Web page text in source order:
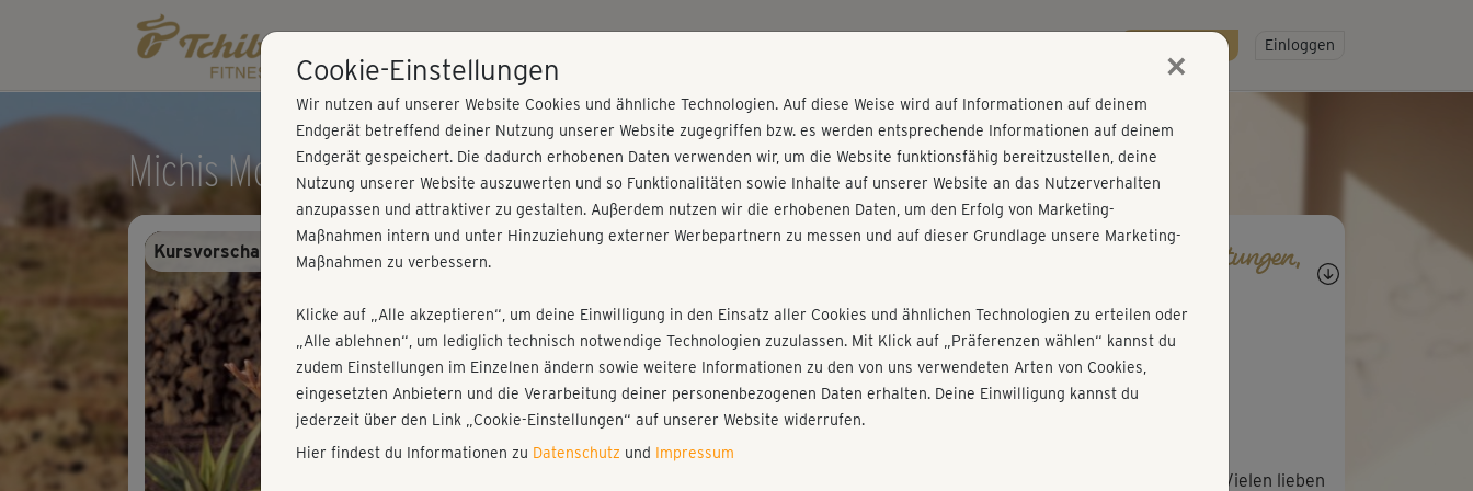
Gratis testen! Einloggen
Michis Morning-Flow
Play
Kursvorschau - Anmelden und alles trainieren!
Fragen, Antworten, Bewertungen,
C
Claudia182
Sehr angenehm!
Auch am Nachmittag ein Genuss! Vielen lieben
Cookie-Einstellungen ×
Wir nutzen auf unserer Website Cookies und ähnliche Technologien. Auf diese Weise wird auf Informationen auf deinem
Endgerät betreffend deiner Nutzung unserer Website zugegriffen bzw. es werden entsprechende Informationen auf deinem
Endgerät gespeichert. Die dadurch erhobenen Daten verwenden wir, um die Website funktionsfähig bereitzustellen, deine
Nutzung unserer Website auszuwerten und so Funktionalitäten sowie Inhalte auf unserer Website an das Nutzerverhalten
anzupassen und attraktiver zu gestalten. Außerdem nutzen wir die erhobenen Daten, um den Erfolg von Marketing-
Maßnahmen intern und unter Hinzuziehung externer Werbepartnern zu messen und auf dieser Grundlage unsere Marketing-
Maßnahmen zu verbessern.
Klicke auf „Alle akzeptieren“, um deine Einwilligung in den Einsatz aller Cookies und ähnlichen Technologien zu erteilen oder
„Alle ablehnen“, um lediglich technisch notwendige Technologien zuzulassen. Mit Klick auf „Präferenzen wählen“ kannst du
zudem Einstellungen im Einzelnen ändern sowie weitere Informationen zu den von uns verwendeten Arten von Cookies,
eingesetzten Anbietern und die Verarbeitung deiner personenbezogenen Daten erhalten. Deine Einwilligung kannst du
jederzeit über den Link „Cookie-Einstellungen“ auf unserer Website widerrufen.
Hier findest du Informationen zu Datenschutz und Impressum